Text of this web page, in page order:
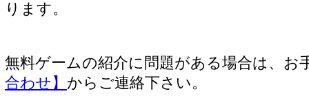
ります。
無料ゲームの紹介に問題がある場合は、お
合わせ】 からご連絡下さい。